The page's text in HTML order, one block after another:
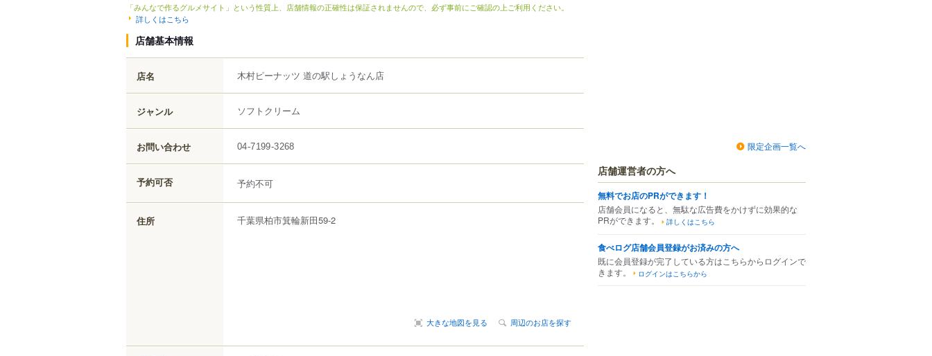
「みんなで作るグルメサイト」という性質上、店舗情報の正確性は保証されませんので、必ず事前にご確認の上ご利用ください。
詳しくはこちら
店舗基本情報
店名 木村ピーナッツ 道の駅しょうなん店
ジャンル ソフトクリーム
お問い合わせ 04-7199-3268
予約可否 予約不可
住所 千葉県柏市箕輪新田59-2
大きな地図を見る 周辺のお店を探す
限定企画一覧へ
店舗運営者の方へ
無料でお店のPRができます！
店舗会員になると、無駄な広告費をかけずに効果的な
PRができます。
詳しくはこちら
食べログ店舗会員登録がお済みの方へ
既に会員登録が完了している方はこちらからログインで
きます。
ログインはこちらから